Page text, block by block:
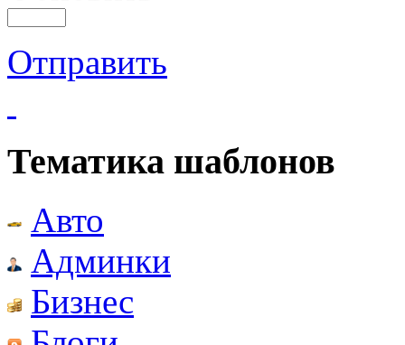
Отправить
Тематика шаблонов
Авто
Админки
Бизнес